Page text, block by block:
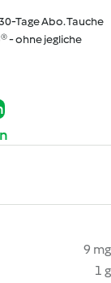
Tage Abo. Tauche
- ohne jegliche
9 mg
1 g